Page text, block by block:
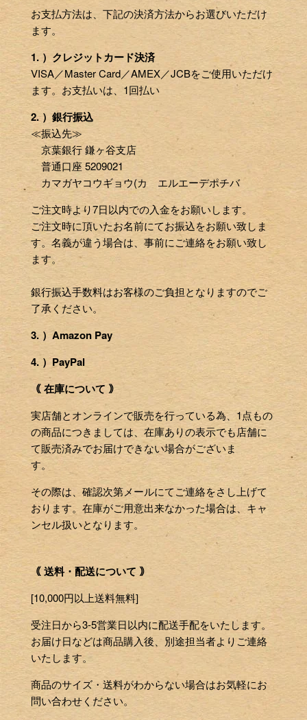
お支払方法は、下記の決済方法からお選びいただけ
ます。
1. ）クレジットカード決済
VISA／Master Card／AMEX／JCBをご使用いただけ
ます。お支払いは、1回払い
2. ）銀行振込
≪振込先≫
京葉銀行 鎌ヶ谷支店
普通口座 5209021
カマガヤコウギョウ(カ エルエーデポチバ
ご注文時より7日以内での入金をお願いします。
ご注文時に頂いたお名前にてお振込をお願い致しま
す。名義が違う場合は、事前にご連絡をお願い致し
ます。
銀行振込手数料はお客様のご負担となりますのでご
了承ください。
3. ）Amazon Pay
4. ）PayPal
｟ 在庫について ｠
実店舗とオンラインで販売を行っている為、1点もの
の商品につきましては、在庫ありの表示でも店舗に
て販売済みでお届けできない場合がございま
す。
その際は、確認次第メールにてご連絡をさし上げて
おります。在庫がご用意出来なかった場合は、キャ
ンセル扱いとなります。
｟ 送料・配送について ｠
[10,000円以上送料無料]
受注日から3-5営業日以内に配送手配をいたします。
お届け日などは商品購入後、別途担当者よりご連絡
いたします。
商品のサイズ・送料がわからない場合はお気軽にお
問い合わせください。